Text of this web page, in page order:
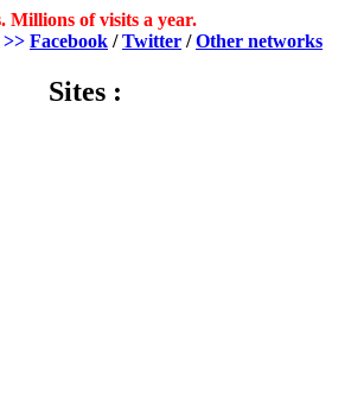
Millions of visits a year.
>> Facebook /Twitter /Other networks
Sites :